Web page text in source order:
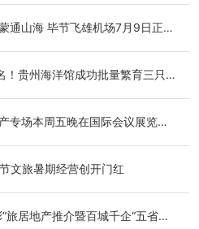
通山海 毕节飞雄机场7月9日正式
！贵州海洋馆成功批量繁育三只
专场本周五晚在国际会议展览中
文旅暑期经营创开门红
旅居地产推介暨百城千企“五省